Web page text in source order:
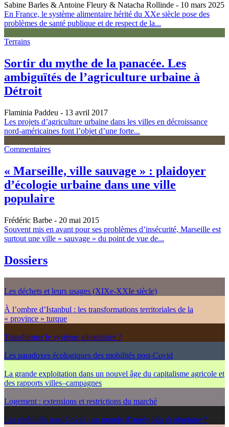
Sabine Barles & Antoine Fleury & Natacha Rollinde - 10 mars 2025
En France, le système alimentaire hérité du XXe siècle pose des
problèmes de santé publique et de respect de la...
Terrains
Sortir du mythe de la panacée. Les
ambiguïtés de l’agriculture urbaine à
Détroit
Flaminia Paddeu - 13 avril 2017
Les projets d’agriculture urbaine dans les villes en décroissance
nord-américaines font l’objet d’une forte...
Commentaires
« Marseille, ville sauvage » : plaidoyer
d’écologie urbaine dans une ville
populaire
Frédéric Barbe - 20 mai 2015
Souvent mis en avant pour ses problèmes d’insécurité, Marseille est
surtout une ville « sauvage » du point de vue de...
Dossiers
Les déchets et leurs usages (XIXe-XXIe siècle)
À l’ombre d’Istanbul : les transformations territoriales de la
« province » turque
Transformer le système alimentaire ?
Les paradoxes écologiques des mobilités post-Covid
La grande exploitation dans un nouvel âge du capitalisme agricole et
des rapports villes–campagnes
Logement : extensions et restrictions du marché
Les mobilités post-Covid : un monde d’après plus écologique ?